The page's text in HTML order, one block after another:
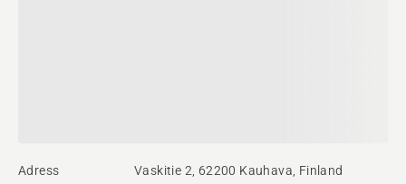
Adress
Vaskitie 2, 62200 Kauhava, Finland